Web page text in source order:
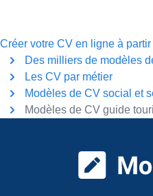
Créer votre CV en ligne à
Des milliers de modèles
Les CV par métier
Modèles de CV social et
Modèles de CV guide